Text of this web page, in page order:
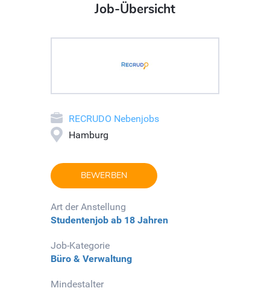
Job-Übersicht
RECRUDO Nebenjobs
Hamburg
BEWERBEN
Art der Anstellung
Studentenjob ab 18 Jahren
Job-Kategorie
Büro & Verwaltung
Mindestalter